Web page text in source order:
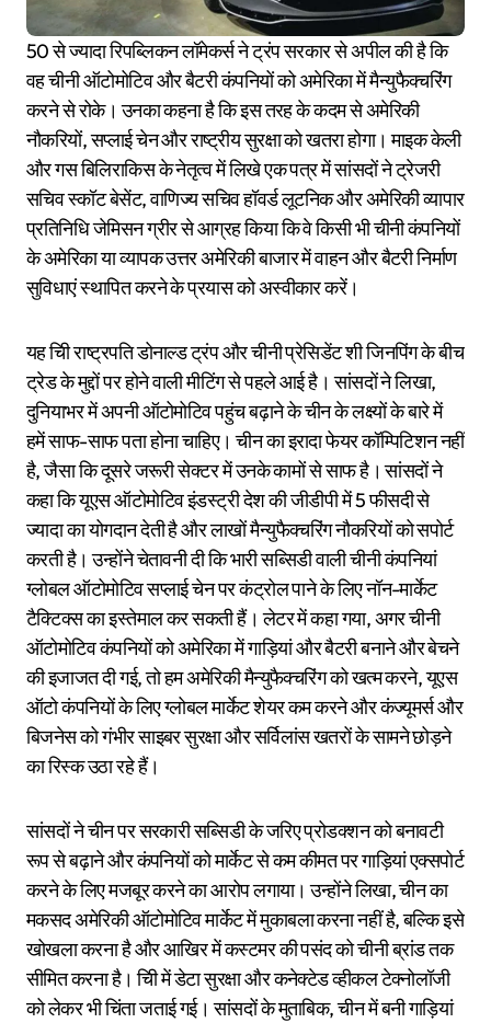
50 से ज्यादा रिपब्लिकन लॉमेकर्स ने ट्रंप सरकार से अपील की है कि
वह चीनी ऑटोमोटिव और बैटरी कंपनियों को अमेरिका में मैन्युफैक्चरिंग
करने से रोके। उनका कहना है कि इस तरह के कदम से अमेरिकी
नौकरियों, सप्लाई चेन और राष्ट्रीय सुरक्षा को खतरा होगा। माइक केली
और गस बिलिराकिस के नेतृत्व में लिखे एक पत्र में सांसदों ने ट्रेजरी
सचिव स्कॉट बेसेंट, वाणिज्य सचिव हॉवर्ड लूटनिक और अमेरिकी व्यापार
प्रतिनिधि जेमिसन ग्रीर से आग्रह किया कि वे किसी भी चीनी कंपनियों
के अमेरिका या व्यापक उत्तर अमेरिकी बाजार में वाहन और बैटरी निर्माण
सुविधाएं स्थापित करने के प्रयास को अस्वीकार करें।
यह चिी राष्ट्रपति डोनाल्ड ट्रंप और चीनी प्रेसिडेंट शी जिनपिंग के बीच
ट्रेड के मुद्दों पर होने वाली मीटिंग से पहले आई है। सांसदों ने लिखा,
दुनियाभर में अपनी ऑटोमोटिव पहुंच बढ़ाने के चीन के लक्ष्यों के बारे में
हमें साफ-साफ पता होना चाहिए। चीन का इरादा फेयर कॉम्पिटिशन नहीं
है, जैसा कि दूसरे जरूरी सेक्टर में उनके कामों से साफ है। सांसदों ने
कहा कि यूएस ऑटोमोटिव इंडस्ट्री देश की जीडीपी में 5 फीसदी से
ज्यादा का योगदान देती है और लाखों मैन्युफैक्चरिंग नौकरियों को सपोर्ट
करती है। उन्होंने चेतावनी दी कि भारी सब्सिडी वाली चीनी कंपनियां
ग्लोबल ऑटोमोटिव सप्लाई चेन पर कंट्रोल पाने के लिए नॉन-मार्केट
टैक्टिक्स का इस्तेमाल कर सकती हैं। लेटर में कहा गया, अगर चीनी
ऑटोमोटिव कंपनियों को अमेरिका में गाड़ियां और बैटरी बनाने और बेचने
की इजाजत दी गई, तो हम अमेरिकी मैन्युफैक्चरिंग को खत्म करने, यूएस
ऑटो कंपनियों के लिए ग्लोबल मार्केट शेयर कम करने और कंज्यूमर्स और
बिजनेस को गंभीर साइबर सुरक्षा और सर्विलांस खतरों के सामने छोड़ने
का रिस्क उठा रहे हैं।
सांसदों ने चीन पर सरकारी सब्सिडी के जरिए प्रोडक्शन को बनावटी
रूप से बढ़ाने और कंपनियों को मार्केट से कम कीमत पर गाड़ियां एक्सपोर्ट
करने के लिए मजबूर करने का आरोप लगाया। उन्होंने लिखा, चीन का
मकसद अमेरिकी ऑटोमोटिव मार्केट में मुकाबला करना नहीं है, बल्कि इसे
खोखला करना है और आखिर में कस्टमर की पसंद को चीनी ब्रांड तक
सीमित करना है। चिी में डेटा सुरक्षा और कनेक्टेड व्हीकल टेक्नोलॉजी
को लेकर भी चिंता जताई गई। सांसदों के मुताबिक, चीन में बनी गाड़ियां